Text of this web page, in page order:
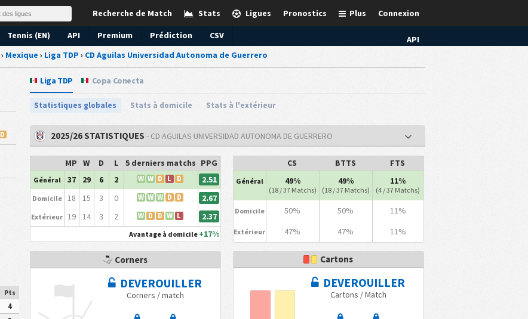
Connexion
Plus
Pronostics
Ligues
Stats
Recherche de Match
API
Tennis (EN) API Premium Prédiction
CSV
› Mexique › Liga TDP › CD Aguilas Universidad Autonoma de Guerrero
D
Pts
4
Liga TDP Copa Conecta
Statistiques globales Stats à domicile Stats à l'extérieur
2025/26 STATISTIQUES - CD AGUILAS UNIVERSIDAD AUTONOMA DE GUERRERO
MP W D L 5 derniers matchs PPG
Général 37 29 6 2 W W D L D 2.51
Domicile 18 15 3 0 W W W D D 2.67
Extérieur 19 14 3 2 W D D W L 2.37
Avantage à domicile +17%
CS BTTS FTS
Général 49%
(18 / 37 Matchs)
49%
(18 / 37 Matchs)
11%
(4 / 37 Matchs)
Domicile 50% 50% 11%
Extérieur 47% 47% 11%
Corners
DEVEROUILLER
Corners / match
Cartons
DEVEROUILLER
Cartons / Match